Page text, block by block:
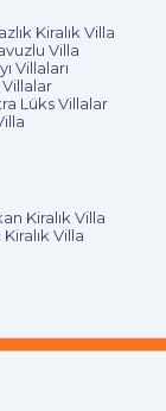
Kiralık Villa
Villa
Villaları
Villalar
Lüks Villalar
Kiralık Villa
Villa